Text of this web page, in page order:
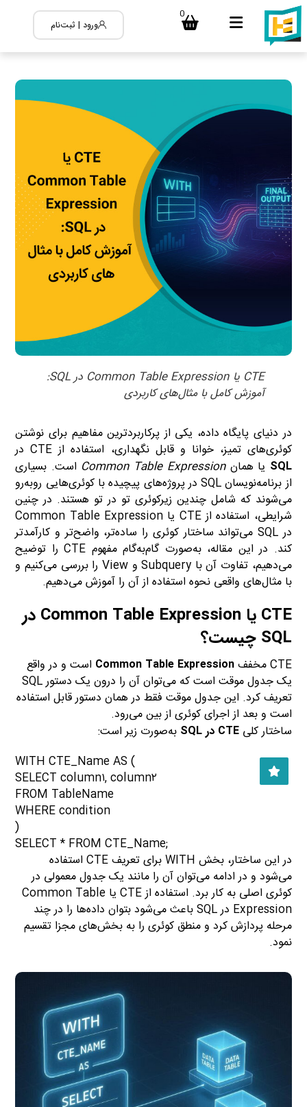
0
ورود | ثبت‌نام
CTE یا Common Table Expression در SQL:
آموزش کامل با مثال‌های کاربردی
در دنیای پایگاه داده، یکی از پرکاربردترین مفاهیم برای نوشتن
کوئری‌های تمیز، خوانا و قابل نگهداری، استفاده از CTE در
SQL یا همانCommon Table Expression است. بسیاری
از برنامه‌نویسان SQL در پروژه‌های پیچیده با کوئری‌هایی روبه‌رو
می‌شوند که شامل چندین زیرکوئری تو در تو هستند. در چنین
شرایطی، استفاده از CTE یا Common Table Expression
در SQL می‌تواند ساختار کوئری را ساده‌تر، واضح‌تر و کارآمدتر
کند. در این مقاله، به‌صورت گام‌به‌گام مفهوم CTE را توضیح
می‌دهیم، تفاوت آن با Subquery و View را بررسی می‌کنیم و
با مثال‌های واقعی نحوه استفاده از آن را آموزش می‌دهیم.
CTE یا Common Table Expression در
SQL چیست؟
CTE مخفف Common Table Expression است و در واقع
یک جدول موقت است که می‌توان آن را درون یک دستور SQL
تعریف کرد. این جدول موقت فقط در همان دستور قابل استفاده
است و بعد از اجرای کوئری از بین می‌رود.
ساختار کلیCTE در SQL
به‌صورت زیر است:
WITH CTE_Name AS (
SELECT column۱, column۲
FROM TableName
WHERE condition
)
SELECT * FROM CTE_Name;
در این ساختار، بخش WITH برای تعریف CTE استفاده
می‌شود و در ادامه می‌توان آن را مانند یک جدول معمولی در
کوئری اصلی به کار برد. استفاده از CTE یا Common Table
Expression در SQL باعث می‌شود بتوان داده‌ها را در چند
مرحله پردازش کرد و منطق کوئری را به بخش‌های مجزا تقسیم
نمود.